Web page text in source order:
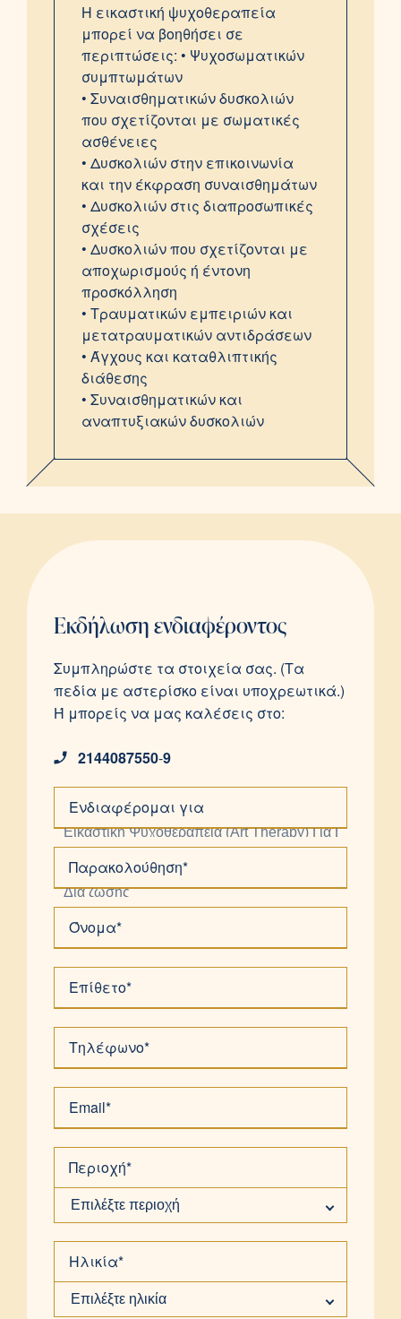
Η εικαστική ψυχοθεραπεία
μπορεί να βοηθήσει σε
περιπτώσεις: • Ψυχοσωματικών
συμπτωμάτων
• Συναισθηματικών δυσκολιών
που σχετίζονται με σωματικές
ασθένειες
• Δυσκολιών στην επικοινωνία
και την έκφραση συναισθημάτων
• Δυσκολιών στις διαπροσωπικές
σχέσεις
• Δυσκολιών που σχετίζονται με
αποχωρισμούς ή έντονη
προσκόλληση
• Τραυματικών εμπειριών και
μετατραυματικών αντιδράσεων
• Άγχους και καταθλιπτικής
διάθεσης
• Συναισθηματικών και
αναπτυξιακών δυσκολιών
Εκδήλωση ενδιαφέροντος
Συμπληρώστε τα στοιχεία σας. (Τα
πεδία με αστερίσκο είναι υποχρεωτικά.)
Ή μπορείς να μας καλέσεις στο:
2144087550-9
Ενδιαφέρομαι για
Παρακολούθηση*
Όνομα*
Επίθετο*
Τηλέφωνο*
Email*
Περιοχή*
Επιλέξτε περιοχή
Ηλικία*
Επιλέξτε ηλικία